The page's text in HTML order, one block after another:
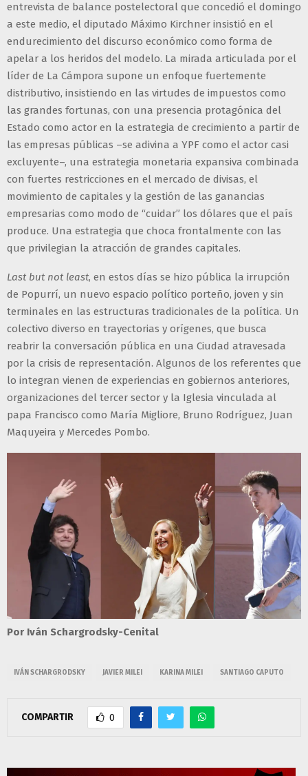
entrevista de balance postelectoral que concedió el domingo
a este medio, el diputado Máximo Kirchner insistió en el
endurecimiento del discurso económico como forma de
apelar a los heridos del modelo. La mirada articulada por el
líder de La Cámpora supone un enfoque fuertemente
distributivo, insistiendo en las virtudes de impuestos como
las grandes fortunas, con una presencia protagónica del
Estado como actor en la estrategia de crecimiento a partir de
las empresas públicas –se adivina a YPF como el actor casi
excluyente–, una estrategia monetaria expansiva combinada
con fuertes restricciones en el mercado de divisas, el
movimiento de capitales y la gestión de las ganancias
empresarias como modo de “cuidar” los dólares que el país
produce. Una estrategia que choca frontalmente con las
que privilegian la atracción de grandes capitales.
Last but not least, en estos días se hizo pública la irrupción
de Popurrí, un nuevo espacio político porteño, joven y sin
terminales en las estructuras tradicionales de la política. Un
colectivo diverso en trayectorias y orígenes, que busca
reabrir la conversación pública en una Ciudad atravesada
por la crisis de representación. Algunos de los referentes que
lo integran vienen de experiencias en gobiernos anteriores,
organizaciones del tercer sector y la Iglesia vinculada al
papa Francisco como María Migliore, Bruno Rodríguez, Juan
Maquyeira y Mercedes Pombo.
Por Iván Schargrodsky-Cenital
IVÁN SCHARGRODSKY JAVIER MILEI KARINA MILEI SANTIAGO CAPUTO
COMPARTIR 0